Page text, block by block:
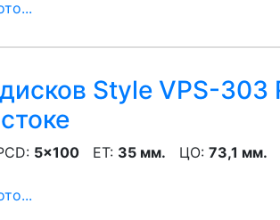
Style VPS-303
5x100 ET: 35 мм. ЦО: 73,1 мм.